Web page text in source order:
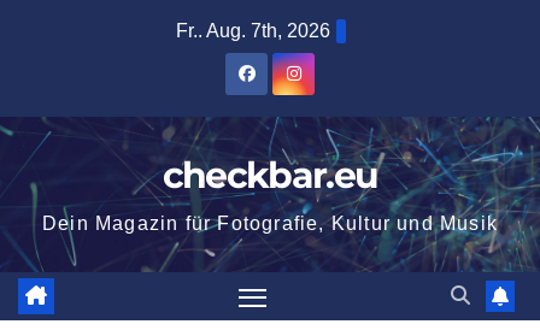
Fr.. Aug. 7th, 2026
checkbar.eu
Dein Magazin für Fotografie, Kultur und Musik